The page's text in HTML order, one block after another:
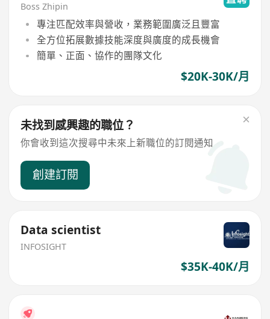
Boss Zhipin
專注匹配效率與營收，業務範圍廣泛且豐富
全方位拓展數據技能深度與廣度的成長機會
簡單、正面、協作的團隊文化
$20K-30K/月
未找到感興趣的職位？
你會收到這次搜尋中未來上新職位的訂閱通知
創建訂閱
Data scientist
INFOSIGHT
$35K-40K/月